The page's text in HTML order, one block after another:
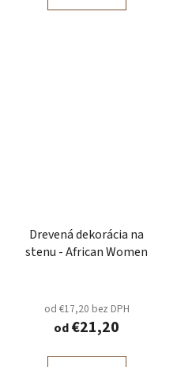
Drevená dekorácia na
stenu - African Women
od €17,20 bez DPH
od€21,20